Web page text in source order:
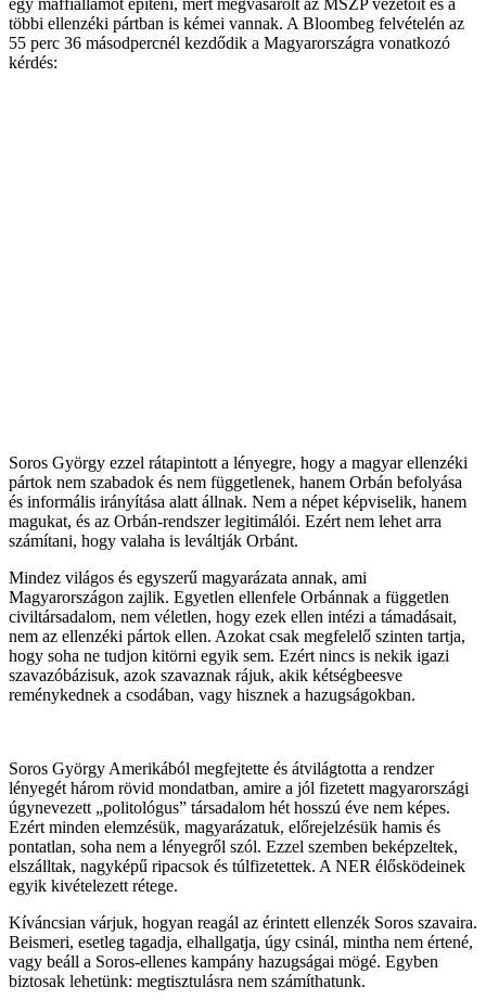
többi ellenzéki pártban is kémei vannak. A Bloombeg felvételén az
55 perc 36 másodpercnél kezdődik a Magyarországra vonatkozó
kérdés:
Soros György ezzel rátapintott a lényegre, hogy a magyar ellenzéki
pártok nem szabadok és nem függetlenek, hanem Orbán befolyása
és informális irányítása alatt állnak. Nem a népet képviselik, hanem
magukat, és az Orbán-rendszer legitimálói. Ezért nem lehet arra
számítani, hogy valaha is leváltják Orbánt.
Mindez világos és egyszerű magyarázata annak, ami
Magyarországon zajlik. Egyetlen ellenfele Orbánnak a független
civiltársadalom, nem véletlen, hogy ezek ellen intézi a támadásait,
nem az ellenzéki pártok ellen. Azokat csak megfelelő szinten tartja,
hogy soha ne tudjon kitörni egyik sem. Ezért nincs is nekik igazi
szavazóbázisuk, azok szavaznak rájuk, akik kétségbeesve
reménykednek a csodában, vagy hisznek a hazugságokban.
Soros György Amerikából megfejtette és átvilágtotta a rendzer
lényegét három rövid mondatban, amire a jól fizetett magyarországi
úgynevezett „politológus” társadalom hét hosszú éve nem képes.
Ezért minden elemzésük, magyarázatuk, előrejelzésük hamis és
pontatlan, soha nem a lényegről szól. Ezzel szemben beképzeltek,
elszálltak, nagyképű ripacsok és túlfizetettek. A NER élősködeinek
egyik kivételezett rétege.
Kíváncsian várjuk, hogyan reagál az érintett ellenzék Soros szavaira.
Beismeri, esetleg tagadja, elhallgatja, úgy csinál, mintha nem értené,
vagy beáll a Soros-ellenes kampány hazugságai mögé. Egyben
biztosak lehetünk: megtisztulásra nem számíthatunk.